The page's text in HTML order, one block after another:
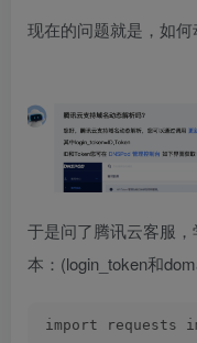
现在的问题就是，如何
于是问了腾讯云客服
本：(login_token和
import requests